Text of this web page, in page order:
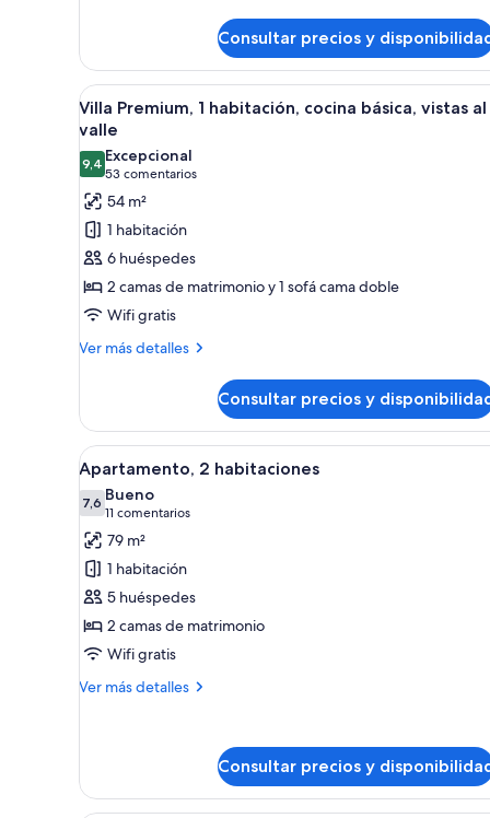
1
cama
de
matrimonio
Consultar precios y
Abrir
todas
las
fotos
de
Villa
Premium,
1
habitación,
cocina
básica,
valle
Un balcón con mesa y sillas,
7
Villa Premium, 1 habitación, cocina básica, vistas al
valle
9,49,4 de 10
Excepcional
53 comentarios
(53 comentarios)
54 m²
1 habitación
6 huéspedes
2 camas de matrimonio y 1 sofá cama doble
Wifi gratis
Ver más detalles
Más
Premium,
habitación,
cocina
básica,
vistas
al
valle
Consultar precios y
Abrir
todas
las
fotos
de
Apartamento,
2
habitaciones
Cocina compacta con
4
Apartamento, 2 habitaciones
7,67,6 de 10
Bueno
11 comentarios
(11 comentarios)
79 m²
1 habitación
5 huéspedes
2 camas de matrimonio
Wifi gratis
Ver más detalles
Más
habitaciones
Consultar precios y